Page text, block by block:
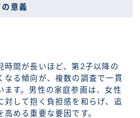
意義
時間が長いほど、第2子以降の
なる傾向が、複数の調査で一貫
ます。男性の家庭参画は、女性
対して抱く負担感を和らげ、追
高める重要な要因です。